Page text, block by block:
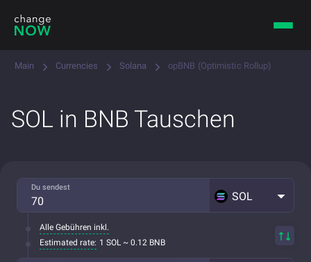
Main Currencies Solana opBNB (Optimistic Rollup)
SOL in BNB Tauschen
Du sendest
SOL
Alle Gebühren inkl.
Estimated rate: 1 SOL ~ 0.12 BNB